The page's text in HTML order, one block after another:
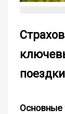
Основные